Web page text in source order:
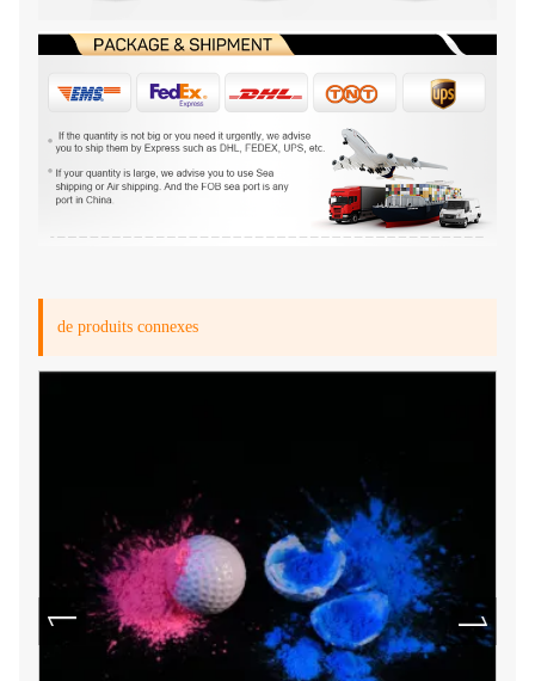
de produits connexes